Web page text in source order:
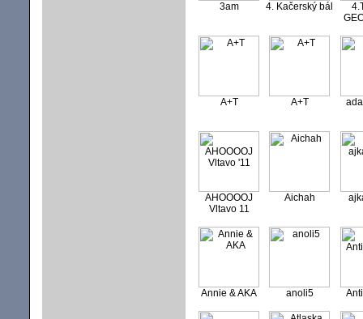
3am 4. Kačerský bál
A+T A+T
AHOOOOJ
Vltavo 11
Aichah
Annie & AKA anoli5